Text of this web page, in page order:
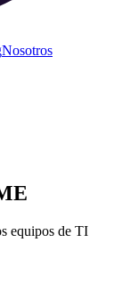
Nosotros
equipos de TI